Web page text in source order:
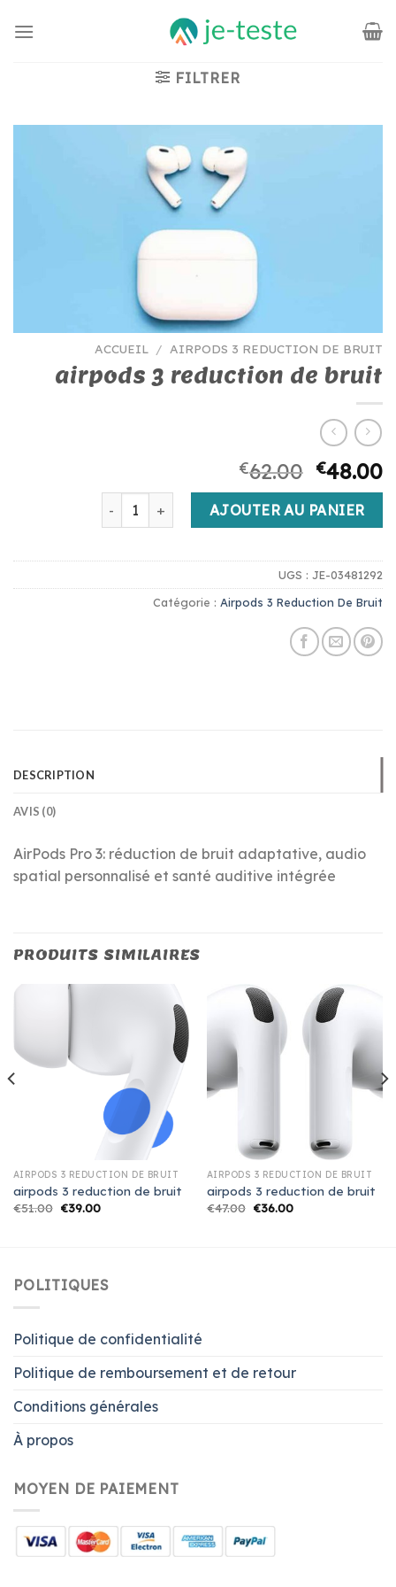
au
FILTRER
ACCUEIL / AIRPODS 3 REDUCTION DE BRUIT
airpods 3 reduction de bruit
€62.00 €48.00
quantité de airpods 3 reduction de bruit
AJOUTER AU PANIER
UGS : JE-03481292
Catégorie : Airpods 3 Reduction De Bruit
DESCRIPTION
AVIS (0)
AirPods Pro 3: réduction de bruit adaptative, audio
spatial personnalisé et santé auditive intégrée
PRODUITS SIMILAIRES
AIRPODS 3 REDUCTION DE BRUIT
airpods 3 reduction de bruit
€51.00 €39.00
AIRPODS 3 REDUCTION DE BRUIT
airpods 3 reduction de bruit
€47.00 €36.00
POLITIQUES
Politique de confidentialité
Politique de remboursement et de retour
Conditions générales
À propos
MOYEN DE PAIEMENT